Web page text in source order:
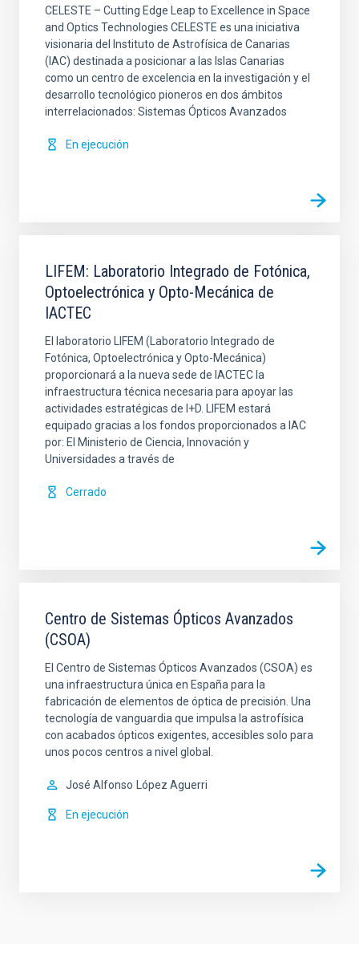
CELESTE – Cutting Edge Leap to Excellence in Space
and Optics Technologies CELESTE es una iniciativa
visionaria del Instituto de Astrofísica de Canarias
(IAC) destinada a posicionar a las Islas Canarias
como un centro de excelencia en la investigación y el
desarrollo tecnológico pioneros en dos ámbitos
interrelacionados: Sistemas Ópticos Avanzados
En ejecución
LIFEM: Laboratorio Integrado de Fotónica,
Optoelectrónica y Opto-Mecánica de
IACTEC
El laboratorio LIFEM (Laboratorio Integrado de
Fotónica, Optoelectrónica y Opto-Mecánica)
proporcionará a la nueva sede de IACTEC la
infraestructura técnica necesaria para apoyar las
actividades estratégicas de I+D. LIFEM estará
equipado gracias a los fondos proporcionados a IAC
por: El Ministerio de Ciencia, Innovación y
Universidades a través de
Cerrado
Centro de Sistemas Ópticos Avanzados
(CSOA)
El Centro de Sistemas Ópticos Avanzados (CSOA) es
una infraestructura única en España para la
fabricación de elementos de óptica de precisión. Una
tecnología de vanguardia que impulsa la astrofísica
con acabados ópticos exigentes, accesibles solo para
unos pocos centros a nivel global.
José Alfonso López Aguerri
En ejecución